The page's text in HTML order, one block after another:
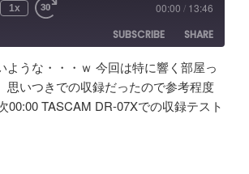
1x 00:00 / 13:46
SUBSCRIBE
SHARE
Apple Podcasts
Spotify
ような・・・ｗ 今回は特に響く部屋っ
思いつきでの収録だったので参考程度
00:00 TASCAM DR-07Xでの収録テスト